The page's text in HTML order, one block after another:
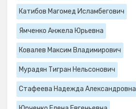
Катибов Магомед Исламбегович
Ямченко Анжела Юрьевна
Ковалев Максим Владимирович
Мурадян Тигран Нельсонович
Стафеева Надежда Александровна